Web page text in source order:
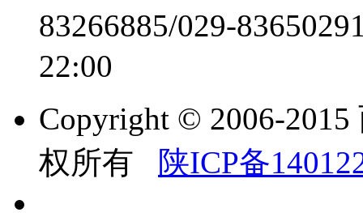
83266885/029-
22:00
Copyright © 2006-
权所有 陕ICP备